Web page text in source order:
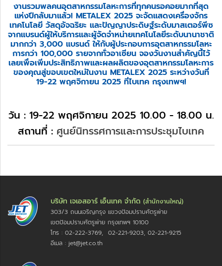
งานรวมพลคนอุตสาหกรรมโลหะการที่ทุกคนรอคอยมากที่สุด
แห่งปีกลับมาแล้ว! METALEX 2025 จะจัดแสดงเครื่องจักร
เทคโนโลยี วัสดุอัจฉริยะ และปัญญาประดิษฐ์ระดับมาสเตอร์พีซ
จากแบรนด์ผู้ให้บริการและผู้จัดจำหน่ายเทคโนโลยีระดับนานาชาติ
มากกว่า 3,000 แบรนด์ ให้กับผู้ประกอบการอุตสาหกรรมโลหะ
การกว่า 100,000 รายจากทั่วอาเซียน จองวันงานสำคัญนี้ไว้
เลยเพื่อเพิ่มประสิทธิภาพและผลผลิตของอุตสาหกรรมโลหะการ
ของคุณสู่ขอบเขตใหม่ในงาน METALEX 2025 ระหว่างวันที่
19-22 พฤศจิกายน 2025 ที่ไบเทค กรุงเทพฯ!
วัน : 19-22 พฤศจิกายน 2025 10.00 - 18.00 น.
สถานที่ : ศูนย์นิทรรศการและการประชุมไบเทค
บริษัท เจเอสอาร์ เอ็นเทค จำกัด (สำนักงานใหญ่)
303/3 ถนนเจริญกรุง แขวงป้อมปราบศัตรูพ่าย
เขตป้อมปราบศัตรูพ่าย กรุงเทพฯ 10100
โทร : 02-222-3769, 02-221-9203, 02-221-9215
อีเมล : jet@jet.co.th